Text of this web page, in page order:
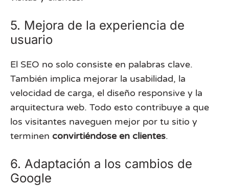
5. Mejora de la experiencia de
usuario
El SEO no solo consiste en palabras clave.
También implica mejorar la usabilidad, la
velocidad de carga, el diseño responsive y la
arquitectura web. Todo esto contribuye a que
los visitantes naveguen mejor por tu sitio y
terminen convirtiéndose en clientes.
6. Adaptación a los cambios de
Google